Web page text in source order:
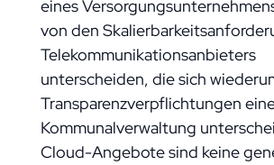
eines
von den
Telekommunikationsanbieters
unterscheiden, die sich
Transparenzverpflichtungen
Kommunalverwaltung
Cloud-Angebote sind keine